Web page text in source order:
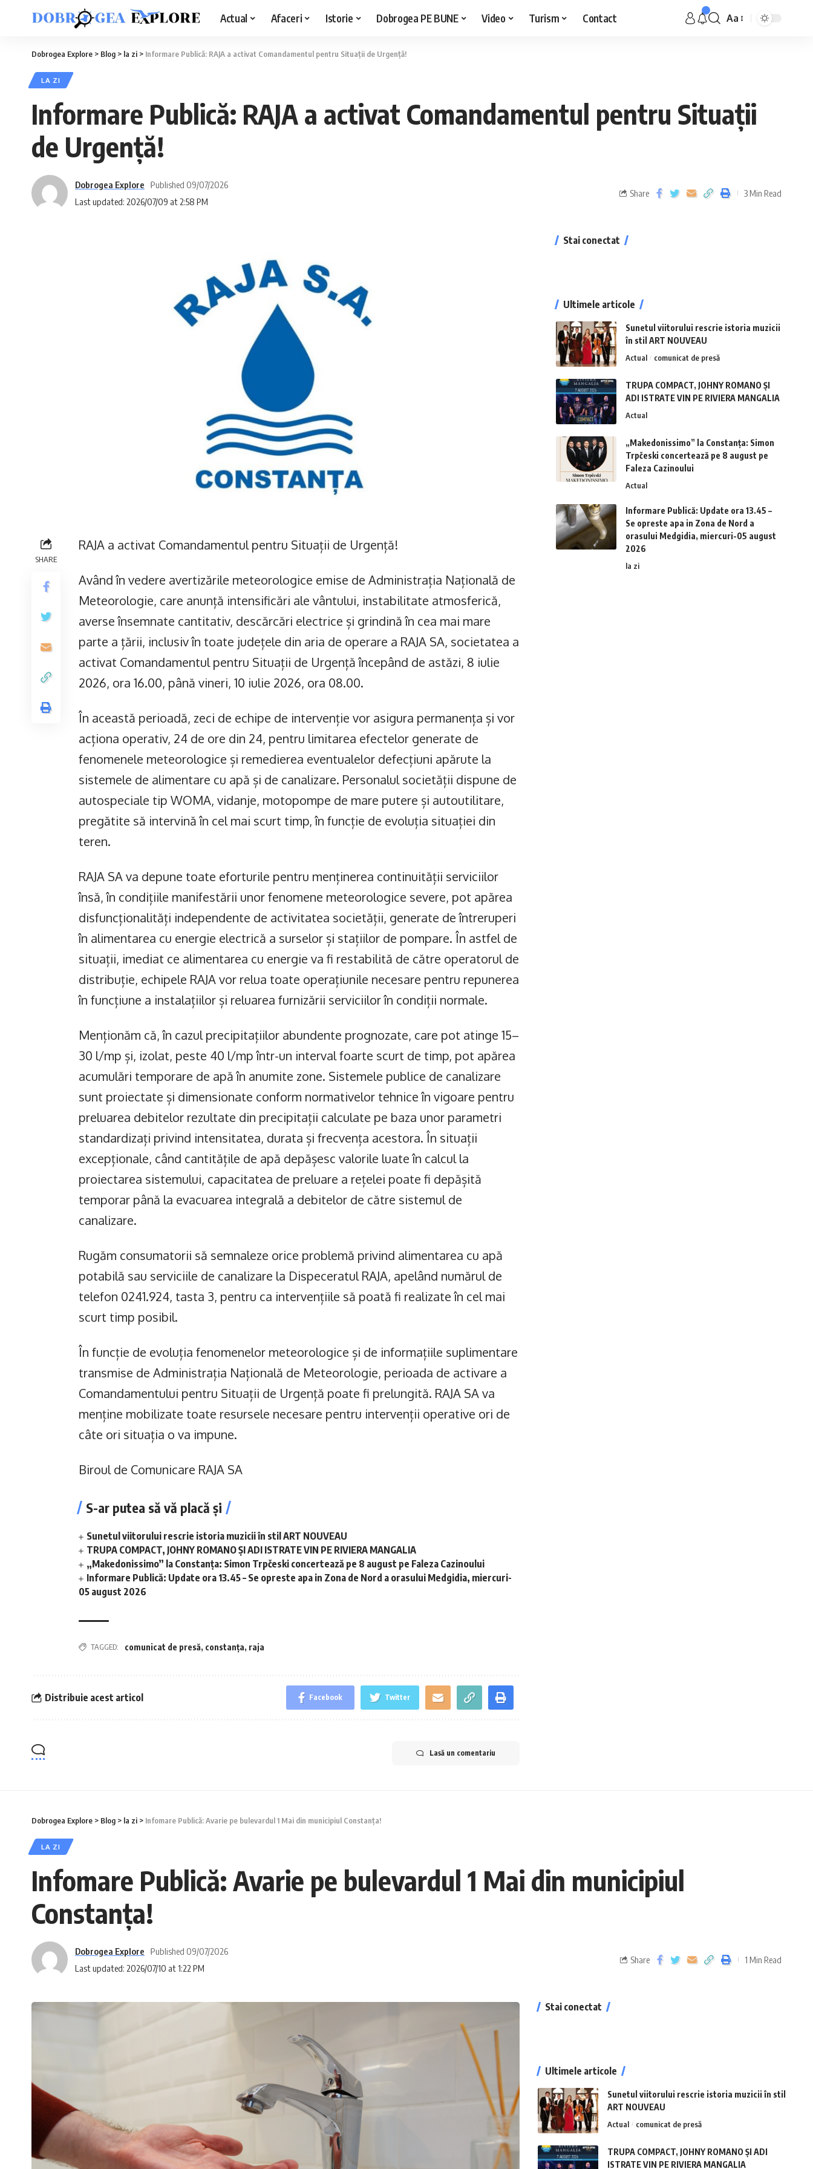
Actual Afaceri Istorie Dobrogea PE BUNE Video Turism Contact Aa
Dobrogea Explore > Blog > la zi > Informare Publică: RAJA a activat Comandamentul pentru Situații de Urgență!
LA ZI
Informare Publică: RAJA a activat Comandamentul pentru Situații
de Urgență!
Last updated: 2026/07/09 at 2:58 PM
Dobrogea Explore Published 09/07/2026
Share 3 Min Read
SHARE
RAJA a activat Comandamentul pentru Situații de Urgență!
Având în vedere avertizările meteorologice emise de Administrația Națională de
Meteorologie, care anunță intensificări ale vântului, instabilitate atmosferică,
averse însemnate cantitativ, descărcări electrice și grindină în cea mai mare
parte a țării, inclusiv în toate județele din aria de operare a RAJA SA, societatea a
activat Comandamentul pentru Situații de Urgență începând de astăzi, 8 iulie
2026, ora 16.00, până vineri, 10 iulie 2026, ora 08.00.
În această perioadă, zeci de echipe de intervenție vor asigura permanența și vor
acționa operativ, 24 de ore din 24, pentru limitarea efectelor generate de
fenomenele meteorologice și remedierea eventualelor defecțiuni apărute la
sistemele de alimentare cu apă și de canalizare. Personalul societății dispune de
autospeciale tip WOMA, vidanje, motopompe de mare putere și autoutilitare,
pregătite să intervină în cel mai scurt timp, în funcție de evoluția situației din
teren.
RAJA SA va depune toate eforturile pentru menținerea continuității serviciilor
însă, în condițiile manifestării unor fenomene meteorologice severe, pot apărea
disfuncționalități independente de activitatea societății, generate de întreruperi
în alimentarea cu energie electrică a surselor și stațiilor de pompare. În astfel de
situații, imediat ce alimentarea cu energie va fi restabilită de către operatorul de
distribuție, echipele RAJA vor relua toate operațiunile necesare pentru repunerea
în funcțiune a instalațiilor și reluarea furnizării serviciilor în condiții normale.
Menționăm că, în cazul precipitațiilor abundente prognozate, care pot atinge 15–
30 l/mp și, izolat, peste 40 l/mp într-un interval foarte scurt de timp, pot apărea
acumulări temporare de apă în anumite zone. Sistemele publice de canalizare
sunt proiectate și dimensionate conform normativelor tehnice în vigoare pentru
preluarea debitelor rezultate din precipitații calculate pe baza unor parametri
standardizați privind intensitatea, durata și frecvența acestora. În situații
excepționale, când cantitățile de apă depășesc valorile luate în calcul la
proiectarea sistemului, capacitatea de preluare a rețelei poate fi depășită
temporar până la evacuarea integrală a debitelor de către sistemul de
canalizare.
Rugăm consumatorii să semnaleze orice problemă privind alimentarea cu apă
potabilă sau serviciile de canalizare la Dispeceratul RAJA, apelând numărul de
telefon 0241.924, tasta 3, pentru ca intervențiile să poată fi realizate în cel mai
scurt timp posibil.
În funcție de evoluția fenomenelor meteorologice și de informațiile suplimentare
transmise de Administrația Națională de Meteorologie, perioada de activare a
Comandamentului pentru Situații de Urgență poate fi prelungită. RAJA SA va
menține mobilizate toate resursele necesare pentru intervenții operative ori de
câte ori situația o va impune.
Biroul de Comunicare RAJA SA
S-ar putea să vă placă și
Sunetul viitorului rescrie istoria muzicii în stil ART NOUVEAU
TRUPA COMPACT, JOHNY ROMANO ȘI ADI ISTRATE VIN PE RIVIERA MANGALIA
„Makedonissimo” la Constanța: Simon Trpčeski concertează pe 8 august pe Faleza Cazinoului
Informare Publică: Update ora 13.45 – Se opreste apa in Zona de Nord a orasului Medgidia, miercuri-
05 august 2026
TAGGED: comunicat de presă, constanța, raja
Distribuie acest articol Facebook Twitter
Lasă un comentariu
Stai conectat
Ultimele articole
Sunetul viitorului rescrie istoria muzicii
în stil ART NOUVEAU
Actual comunicat de presă
TRUPA COMPACT, JOHNY ROMANO ȘI
ADI ISTRATE VIN PE RIVIERA MANGALIA
Actual
„Makedonissimo” la Constanța: Simon
Trpčeski concertează pe 8 august pe
Faleza Cazinoului
Actual
Informare Publică: Update ora 13.45 –
Se opreste apa in Zona de Nord a
orasului Medgidia, miercuri-05 august
2026
la zi
Dobrogea Explore > Blog > la zi > Infomare Publică: Avarie pe bulevardul 1 Mai din municipiul Constanţa!
LA ZI
Infomare Publică: Avarie pe bulevardul 1 Mai din municipiul
Constanţa!
Last updated: 2026/07/10 at 1:22 PM
Dobrogea Explore Published 09/07/2026
Share 1 Min Read
Stai conectat
Ultimele articole
Sunetul viitorului rescrie istoria muzicii în stil
ART NOUVEAU
Actual comunicat de presă
TRUPA COMPACT, JOHNY ROMANO ȘI ADI
ISTRATE VIN PE RIVIERA MANGALIA